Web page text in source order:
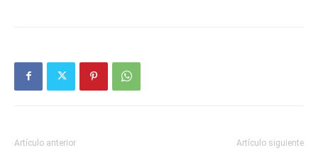
Artículo anterior Artículo siguiente